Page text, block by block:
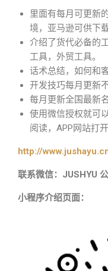
里面有每月可更新
境，亚马逊可供下
介绍了货代必备的
工具，外贸工具。
话术总结，如何和
开发技巧每月更新
每月更新全国最新名
使用微信授权就可
阅读，APP网站打开
http://
联系微信：JUSHYU
小程序介绍页面：